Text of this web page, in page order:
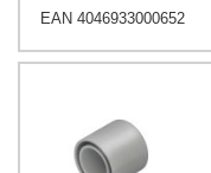
EAN 4046933000652